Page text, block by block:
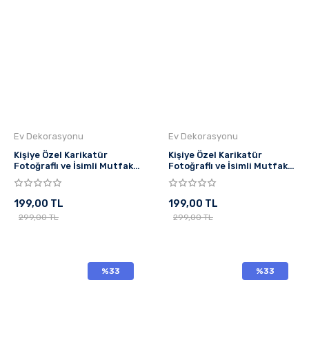
Ev Dekorasyonu
Kişiye Özel Karikatür
Fotoğraflı ve İsimli Mutfak
Önlüğü Terapi Pahalı
199,00 TL
299,00 TL
Ev Dekorasyonu
Kişiye Özel Karikatür
Fotoğraflı ve İsimli Mutfak
Önlüğü Mangal Ustası
199,00 TL
299,00 TL
%33 %33